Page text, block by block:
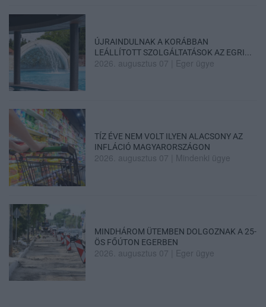
ÚJRAINDULNAK A KORÁBBAN
LEÁLLÍTOTT SZOLGÁLTATÁSOK AZ EGRI...
2026. augusztus 07 Eger ügye
TÍZ ÉVE NEM VOLT ILYEN ALACSONY AZ
INFLÁCIÓ MAGYARORSZÁGON
2026. augusztus 07 Mindenki ügye
MINDHÁROM ÜTEMBEN DOLGOZNAK A 25-
ÖS FŐÚTON EGERBEN
2026. augusztus 07 Eger ügye